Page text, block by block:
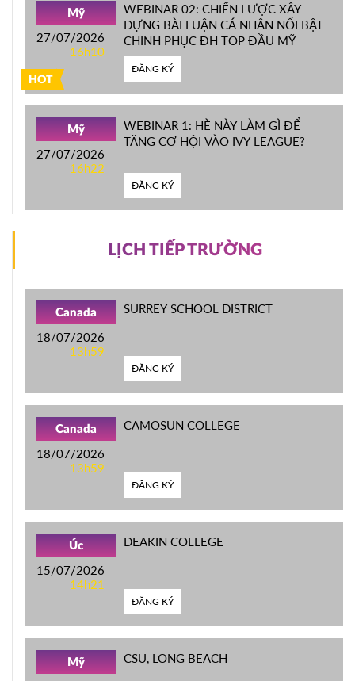
HOT
Mỹ
27/07/2026
16h10
WEBINAR 02: CHIẾN LƯỢC XÂY
DỰNG BÀI LUẬN CÁ NHÂN NỔI BẬT
CHINH PHỤC ĐH TOP ĐẦU MỸ
ĐĂNG KÝ
Mỹ
27/07/2026
16h22
WEBINAR 1: HÈ NÀY LÀM GÌ ĐỂ
TĂNG CƠ HỘI VÀO IVY LEAGUE?
ĐĂNG KÝ
LỊCH TIẾP TRƯỜNG
Canada
18/07/2026
13h59
SURREY SCHOOL DISTRICT
ĐĂNG KÝ
Canada
18/07/2026
13h59
CAMOSUN COLLEGE
ĐĂNG KÝ
Úc
15/07/2026
14h21
DEAKIN COLLEGE
ĐĂNG KÝ
Mỹ CSU, LONG BEACH